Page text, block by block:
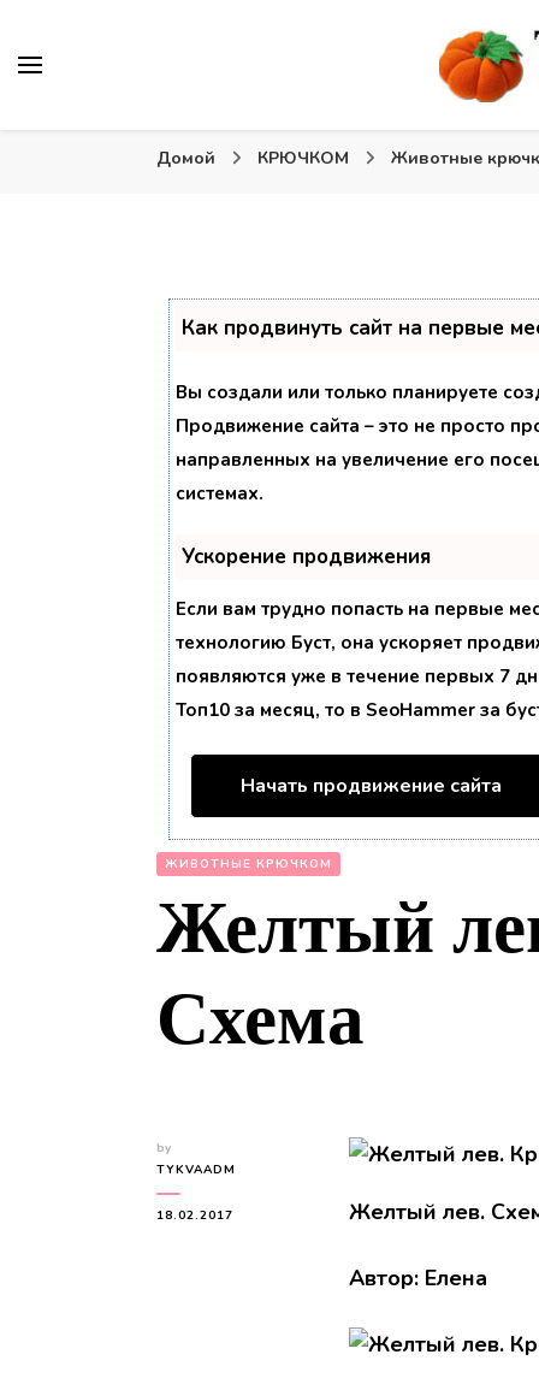
Тыква: Вяжем игрушки
Домой КРЮЧКОМ Животные
Как продвинуть сайт на первые
Вы создали или только планируете
Продвижение сайта – это не просто
направленных на увеличение его
системах.
Ускорение продвижения
Если вам трудно попасть на первые
технологию Буст, она ускоряет
появляются уже в течение первых 7
Топ10 за месяц, то в SeoHammer за
Начать продвижение сайта
ЖИВОТНЫЕ КРЮЧКОМ
Желтый
Схема
by
TYKVAADM
18.02.2017 Желтый лев.
Автор: Елена